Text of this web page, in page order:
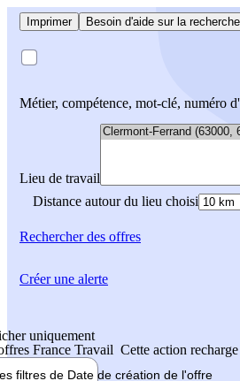
Imprimer Besoin d'aide sur la
Métier, compétence, mot-clé, numéro
Lieu de travail
Distance autour du lieu choisi
Rechercherdes offres
uniquement
France Travail Cette action
filtres de Date de création de l'offre
Créer une alerte